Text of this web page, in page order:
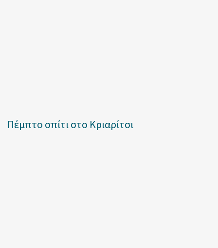
Πέμπτο σπίτι στο Κριαρίτσι